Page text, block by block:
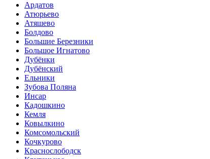
Ардатов
Атюрьево
Атяшево
Болдово
Большие Березники
Большое Игнатово
Дубёнки
Дубёнский
Ельники
Зубова Поляна
Инсар
Кадошкино
Кемля
Ковылкино
Комсомольский
Кочкурово
Краснослободск